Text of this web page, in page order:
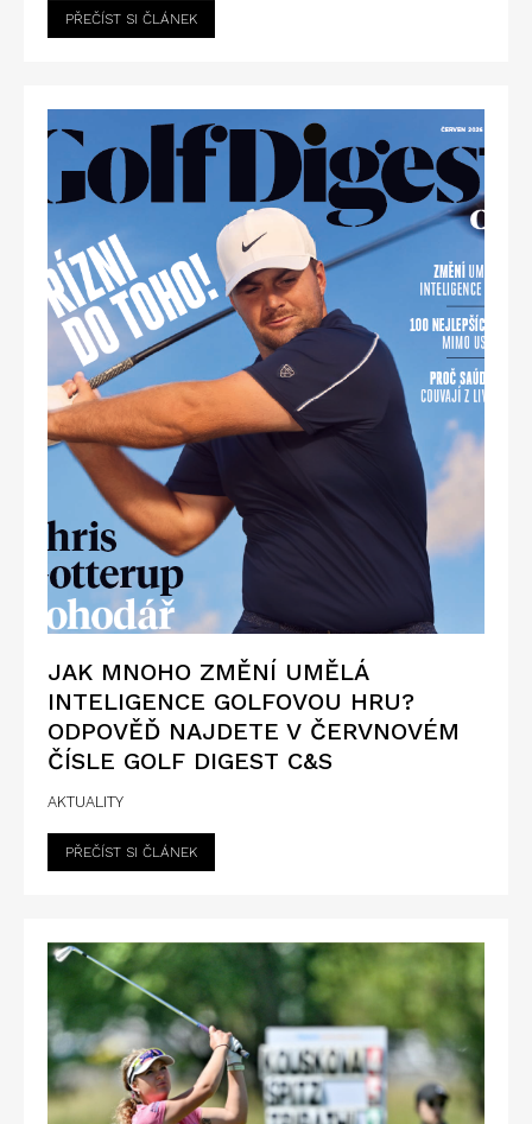
PŘEČÍST SI ČLÁNEK
JAK MNOHO ZMĚNÍ UMĚLÁ
INTELIGENCE GOLFOVOU HRU?
ODPOVĚĎ NAJDETE V ČERVNOVÉM
ČÍSLE GOLF DIGEST C&S
AKTUALITY
PŘEČÍST SI ČLÁNEK